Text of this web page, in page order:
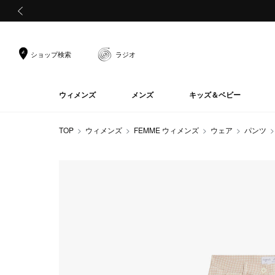
ショップ検索 ラジオ
ウィメンズ メンズ キッズ＆ベビー
TOP ウィメンズ FEMME ウィメンズ ウェア パンツ